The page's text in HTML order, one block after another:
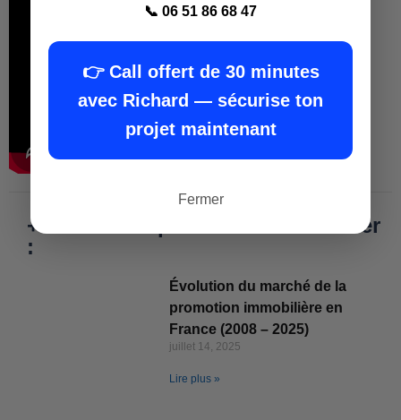
+ Formation promoteur immobilier
:
Évolution du marché de la
promotion immobilière en
France (2008 – 2025)
juillet 14, 2025
Lire plus »
📞 06 51 86 68 47
👉 Call offert de 30 minutes
avec Richard — sécurise ton
projet maintenant
Fermer